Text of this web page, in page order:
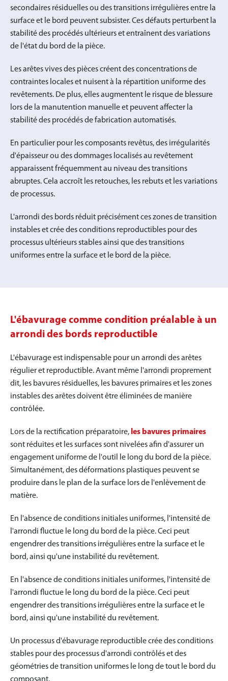
secondaires résiduelles ou des transitions irrégulières entre la
surface et le bord peuvent subsister. Ces défauts perturbent la
stabilité des procédés ultérieurs et entraînent des variations
de l'état du bord de la pièce.
Les arêtes vives des pièces créent des concentrations de
contraintes locales et nuisent à la répartition uniforme des
revêtements. De plus, elles augmentent le risque de blessure
lors de la manutention manuelle et peuvent affecter la
stabilité des procédés de fabrication automatisés.
En particulier pour les composants revêtus, des irrégularités
d'épaisseur ou des dommages localisés au revêtement
apparaissent fréquemment au niveau des transitions
abruptes. Cela accroît les retouches, les rebuts et les variations
de processus.
L'arrondi des bords réduit précisément ces zones de transition
instables et crée des conditions reproductibles pour des
processus ultérieurs stables ainsi que des transitions
uniformes entre la surface et le bord de la pièce.
L'ébavurage comme condition préalable à un
arrondi des bords reproductible
L'ébavurage est indispensable pour un arrondi des arêtes
régulier et reproductible. Avant même l'arrondi proprement
dit, les bavures résiduelles, les bavures primaires et les zones
instables des arêtes doivent être éliminées de manière
contrôlée.
Lors de la rectification préparatoire, les bavures primaires
sont réduites et les surfaces sont nivelées afin d'assurer un
engagement uniforme de l'outil le long du bord de la pièce.
Simultanément, des déformations plastiques peuvent se
produire dans le plan de la surface lors de l'enlèvement de
matière.
En l'absence de conditions initiales uniformes, l'intensité de
l'arrondi fluctue le long du bord de la pièce. Ceci peut
engendrer des transitions irrégulières entre la surface et le
bord, ainsi qu'une instabilité du revêtement.
En l'absence de conditions initiales uniformes, l'intensité de
l'arrondi fluctue le long du bord de la pièce. Ceci peut
engendrer des transitions irrégulières entre la surface et le
bord, ainsi qu'une instabilité du revêtement.
Un processus d'ébavurage reproductible crée des conditions
stables pour des processus d'arrondi contrôlés et des
géométries de transition uniformes le long de tout le bord du
composant.